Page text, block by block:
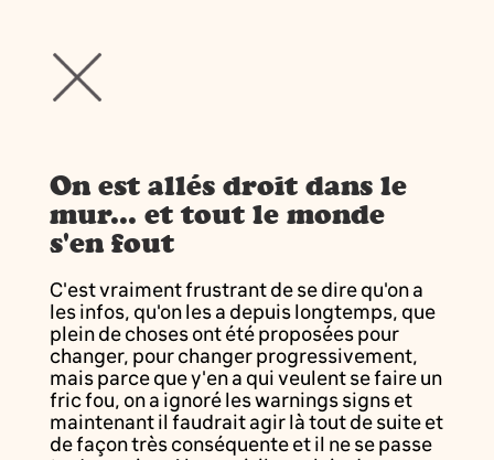
On est allés droit dans le
mur... et tout le monde
s'en fout
C'est vraiment frustrant de se dire qu'on a
les infos, qu'on les a depuis longtemps, que
plein de choses ont été proposées pour
changer, pour changer progressivement,
mais parce que y'en a qui veulent se faire un
fric fou, on a ignoré les warnings signs et
maintenant il faudrait agir là tout de suite et
de façon très conséquente et il ne se passe